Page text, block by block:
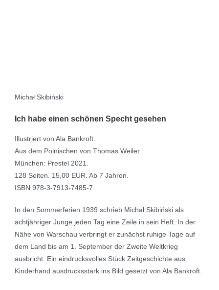
Michał Skibiński
Ich habe einen schönen Specht gesehen
Illustriert von Ala Bankroft.
Aus dem Polnischen von Thomas Weiler.
München: Prestel 2021.
128 Seiten. 15,00 EUR. Ab 7 Jahren.
ISBN 978-3-7913-7485-7
In den Sommerferien 1939 schrieb Michał Skibiński als
achtjähriger Junge jeden Tag eine Zeile in sein Heft. In der
Nähe von Warschau verbringt er zunächst ruhige Tage auf
dem Land bis am 1. September der Zweite Weltkrieg
ausbricht. Ein eindrucksvolles Stück Zeitgeschichte aus
Kinderhand ausdrucksstark ins Bild gesetzt von Ala Bankroft.